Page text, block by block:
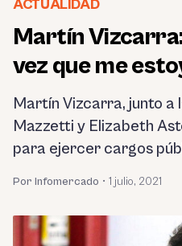
ACTUALIDAD
Martín
vez que me
Martín Vizcarra, junto a
Mazzetti y Elizabeth
para ejercer cargos
Por Infomercado • 1 julio, 2021